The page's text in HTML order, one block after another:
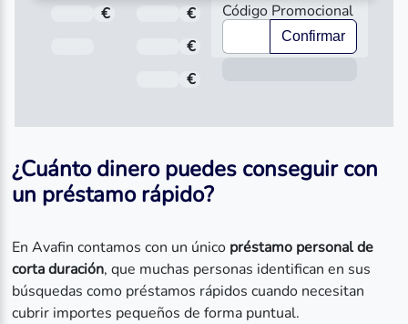
Total a pagar
€ Importe
€
Fecha de Vencimiento
€
€
Código Promocional
Confirmar
¿Cuánto dinero puedes conseguir con
un préstamo rápido?
En Avafin contamos con un único préstamo personal de
corta duración, que muchas personas identifican en sus
búsquedas como préstamos rápidos cuando necesitan
cubrir importes pequeños de forma puntual.